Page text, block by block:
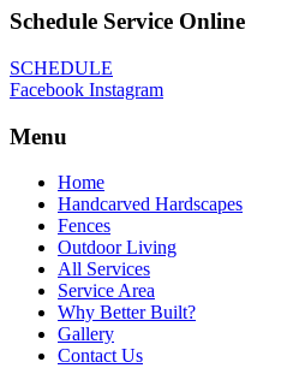
Schedule Service Online
SCHEDULE
Facebook Instagram
Menu
Home
Handcarved Hardscapes
Fences
Outdoor Living
All Services
Service Area
Why Better Built?
Gallery
Contact Us